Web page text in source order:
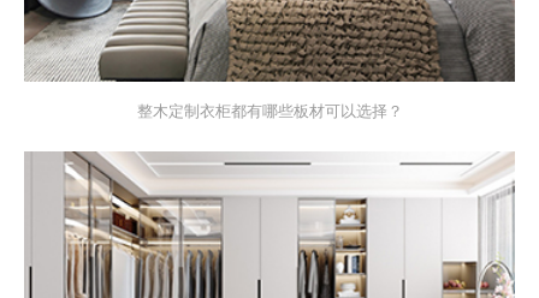
整木定制衣柜都有哪些板材可以选择？